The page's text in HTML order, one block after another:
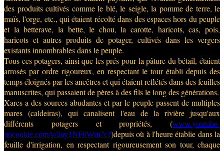
des produits cultivés comme le blé, le seigle, la pomme de terre, le
maïs, l'orge, etc., qui étaient récolté dans des espaces hors du peuple
et la betterave, la bette, le chou, la carotte, haricots, cas, pois,
haricots et autres produits de potager, cultivés dans les vergers
existants innombrables dans le peuple.
Tous ces potagers, ainsi que les prés pour la pâture du bétail, étaient
arrosés par ordre rigoureux, en respectant le tour établi depuis des
temps éloignés par les ancêtres et qui étaient reflétés dans des feuilles
manuscrites, qui passaient de pères à des fils le long des générations.
Xares a des sources abudantes et par le peuple passent de multiples
mares (caldeiras), qui canalisent l'eau de la rivière jusqu'aux
différents potagers et propriétés,
(www.youtube-
nocookie.com/v/2ay1NF0Wm7c?)depuis où à l'heure établie dans la
feuille d'irrigation, en respectant rigoureusement son tour, chaque